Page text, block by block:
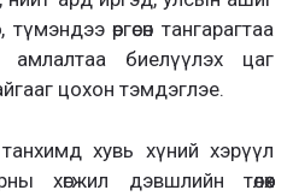
өргөсөн тангарагтаа
биелүүлэх цаг
цохон тэмдэглэе.
хувь хүний хэрүүл
хөгжил дэвшлийн төлөөх